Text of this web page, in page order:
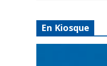
En Kiosque